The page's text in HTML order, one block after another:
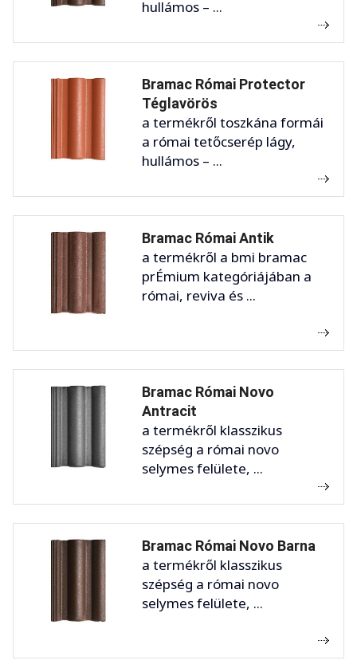
hullámos – ...
Bramac Római Protector
Téglavörös
a termékről toszkána formái
a római tetőcserép lágy,
hullámos – ...
Bramac Római Antik
a termékről a bmi bramac
prÉmium kategóriájában a
római, reviva és ...
Bramac Római Novo
Antracit
a termékről klasszikus
szépség a római novo
selymes felülete, ...
Bramac Római Novo Barna
a termékről klasszikus
szépség a római novo
selymes felülete, ...